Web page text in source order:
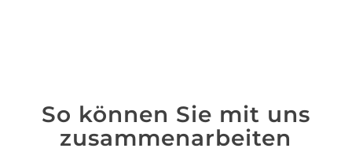
So können Sie mit uns
zusammenarbeiten